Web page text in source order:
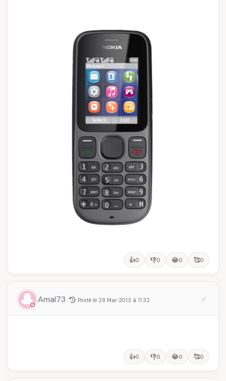
👍0 👎0 😂0 🥰0
Amal73 Posté le 28 Mar 2013 à 11:32
👍0 👎0 😂0 🥰0